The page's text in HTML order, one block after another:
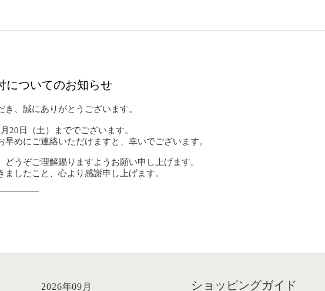
についてのお知らせ
、誠にありがとうございます。
20日（土）まででございます。
めにご連絡いただけますと、幸いでございます。
うぞご理解賜りますようお願い申し上げます。
したこと、心より感謝申し上げます。
2026年09月 ショッピングガイド